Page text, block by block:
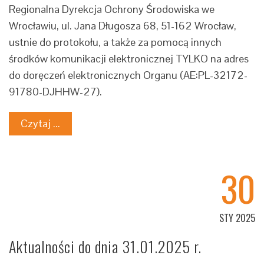
Regionalna Dyrekcja Ochrony Środowiska we
Wrocławiu, ul. Jana Długosza 68, 51-162 Wrocław,
ustnie do protokołu, a także za pomocą innych
środków komunikacji elektronicznej TYLKO na adres
do doręczeń elektronicznych Organu (AE:PL-32172-
91780-DJHHW-27).
Czytaj ...
30
STY 2025
Aktualności do dnia 31.01.2025 r.